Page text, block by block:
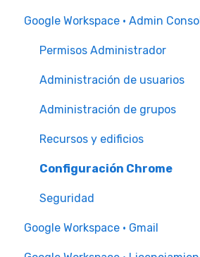
Google Workspace · Admin
Permisos Administrador
Administración de usuarios
Administración de grupos
Recursos y edificios
Configuración Chrome
Seguridad
Google Workspace · Gmail